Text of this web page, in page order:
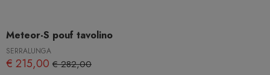
Meteor-S pouf tavolino
SERRALUNGA
€ 215,00 € 282,00